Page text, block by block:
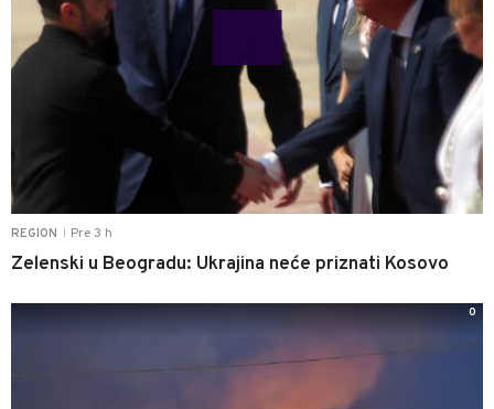
REGION Pre 3 h
Zelenski u Beogradu: Ukrajina neće priznati Kosovo
0